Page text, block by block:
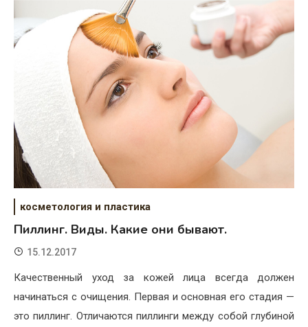
косметология и пластика
Пиллинг. Виды. Какие они бывают.
15.12.2017
Качественный уход за кожей лица всегда должен
начинаться с очищения. Первая и основная его стадия —
это пиллинг. Отличаются пиллинги между собой глубиной